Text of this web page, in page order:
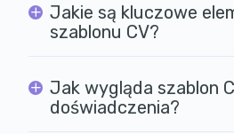
Jakie są kluczowe
szablonu CV?
Jak wygląda szablon
doświadczenia?